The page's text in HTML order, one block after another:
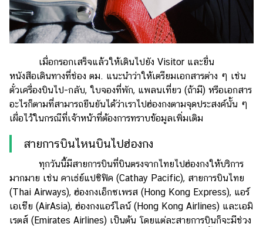
เมื่อกรอกเสร็จแล้วให้เดินไปยัง Visitor และยื่น
หนังสือเดินทางที่ช่อง ตม. แนะนำว่าให้เตรียมเอกสารต่าง ๆ เช่น
ตั๋วเครื่องบินไป-กลับ, ใบจองที่พัก, แพลนเที่ยว (ถ้ามี) หรือเอกสาร
อะไรก็ตามที่สามารถยืนยันได้ว่าเราไปฮ่องกงตามจุดประสงค์นั้น ๆ
เผื่อไว้ในกรณีที่เจ้าหน้าที่ต้องการทราบข้อมูลเพิ่มเติม
สายการบินไหนบินไปฮ่องกง
ทุกวันนี้มีสายการบินที่บินตรงจากไทยไปฮ่องกงให้บริการ
มากมาย เช่น คาเธ่ย์แปซิฟิค (Cathay Pacific), สายการบินไทย
(Thai Airways), ฮ่องกงเอ็กซเพรส (Hong Kong Express), แอร์
เอเชีย (AirAsia), ฮ่องกงแอร์ไลน์ (Hong Kong Airlines) และเอมิ
เรตส์ (Emirates Airlines) เป็นต้น โดยแต่ละสายการบินก็จะมีช่วง